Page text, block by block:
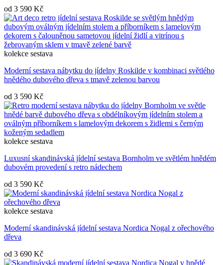
od 3 590 Kč
kolekce sestava
Moderní sestava nábytku do jídelny Roskilde v kombinaci světlého
hnědého dubového dřeva s tmavě zelenou barvou
od 3 590 Kč
kolekce sestava
Luxusní skandinávská jídelní sestava Bornholm ve světlém hnědém
dubovém provedení s retro nádechem
od 3 590 Kč
kolekce sestava
Moderní skandinávská jídelní sestava Nordica Nogal z ořechového
dřeva
od 3 690 Kč